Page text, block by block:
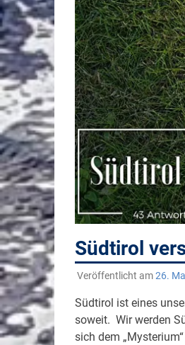
Südtirol
Veröffentlicht am26.
Südtirol ist eines
soweit. Wir werden
sich dem